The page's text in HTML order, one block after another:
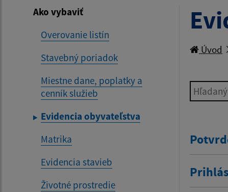
Ako vybaviť
Overovanie listín
Stavebný poriadok
Miestne dane, poplatky a
cenník služieb
Evidencia obyvateľstva
Matrika
Evidencia stavieb
Životné prostredie
Úvod
Hľadaný